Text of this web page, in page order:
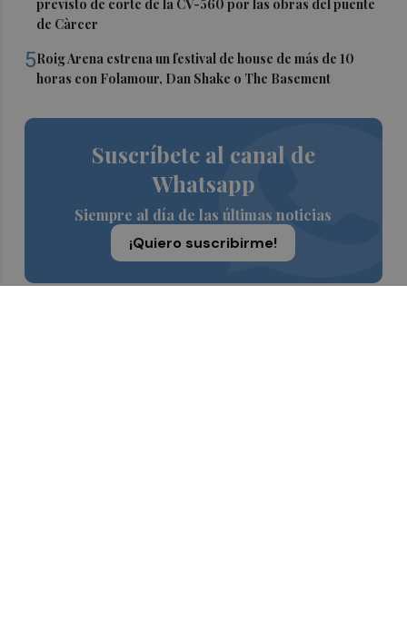
previsto de corte de la CV-560 por las obras del puente
de Càrcer
5Roig Arena estrena un festival de house de más de 10
horas con Folamour, Dan Shake o The Basement
Suscríbete al canal de
Whatsapp
Siempre al día de las últimas noticias
¡Quiero suscribirme!